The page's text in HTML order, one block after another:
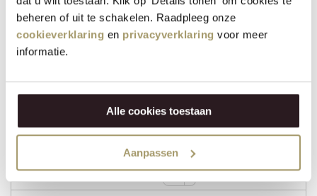
beheren of uit te schakelen. Raadpleeg onze
cookieverklaring en privacyverklaring voor meer
informatie.
Alle cookies toestaan
Aanpassen
WEB232
Gereifter Ziegenkäse
+
−
KAUFEN